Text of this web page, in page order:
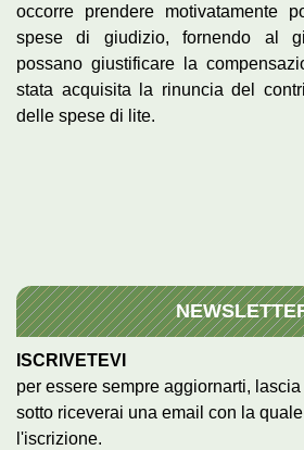
occorre prendere motivatamente
spese di giudizio, fornendo al
possano giustificare la
stata acquisita la rinuncia del
delle spese di lite.
ISCRIVETEVI
per essere sempre aggiornarti,
sotto riceverai una email con la
l'iscrizione.